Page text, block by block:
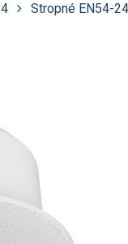
Stropné EN54-24